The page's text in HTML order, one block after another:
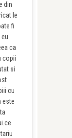
din
le
fi
ca
copii
si
cu
este